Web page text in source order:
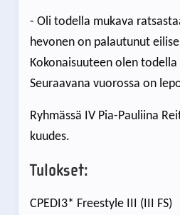
- Oli todella mukava
hevonen on palautunut
Kokonaisuuteen olen
Seuraavana vuorossa on
Ryhmässä IV Pia-Pauliina
kuudes.
Tulokset:
CPEDI3* Freestyle III (III FS)